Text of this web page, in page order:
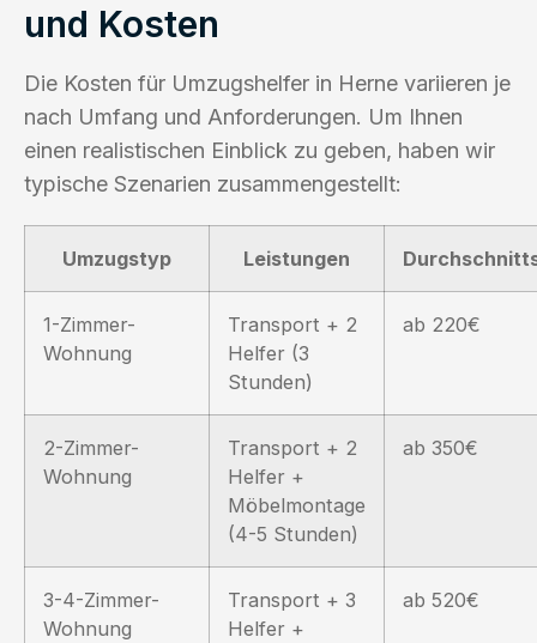
und Kosten
Die Kosten für Umzugshelfer in Herne variieren je
nach Umfang und Anforderungen. Um Ihnen
einen realistischen Einblick zu geben, haben wir
typische Szenarien zusammengestellt:
Umzugstyp Leistungen
1-Zimmer-
Wohnung
Transport + 2
Helfer (3
Stunden)
ab 220€
2-Zimmer-
Wohnung
Transport + 2
Helfer +
Möbelmontage
(4-5 Stunden)
ab 350€
3-4-Zimmer-
Wohnung
Transport + 3
Helfer +
ab 520€